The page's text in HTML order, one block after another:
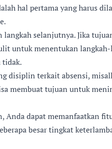
hal pertama yang harus
selanjutnya. Jika
untuk menentukan
tidak.
disiplin terkait absensi,
membuat tujuan untuk
dapat memanfaatkan
besar tingkat